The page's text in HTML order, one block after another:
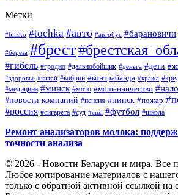
Метки
#blizko #tochka #авто #автобус #барановичи
#берёза #брест
#гибель #гродно #дальнобойщик #деньга #дети
#здоровье #китай #кобрин #контрабанда #кража
#медицина #минск #мото #мошенничество
#новости компаний #пенсия #пинск #пожар
#россия #сигарета #суд #сша #футбол #школа
Ремонт анализаторов молока:
точности анализа
© 2026 - Новости Беларуси и мира. Все
Любое копирование материалов с
только с обратной активной ссылкой на